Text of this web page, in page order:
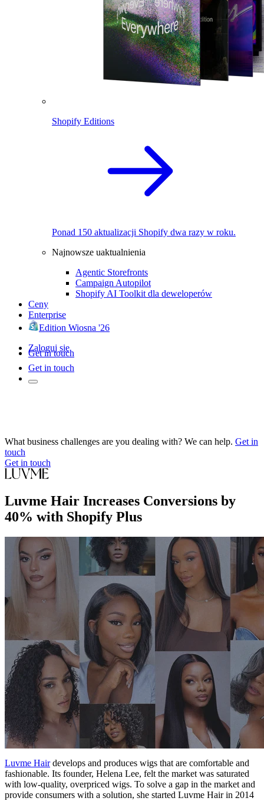
Shopify Editions
Ponad 150 aktualizacji Shopify dwa razy w roku.
Najnowsze uaktualnienia
Agentic Storefronts
Campaign Autopilot
Shopify AI Toolkit dla deweloperów
Ceny
Enterprise
Edition Wiosna '26
Zaloguj się
Get in touch
Get in touch
What business challenges are you dealing with? We can help. Get in
touch
Get in touch
Luvme Hair Increases Conversions by
40% with Shopify Plus
Luvme Hairdevelops and produces wigs that are comfortable and
fashionable. Its founder, Helena Lee, felt the market was saturated
with low-quality, overpriced wigs. To solve a gap in the market and
provide consumers with a solution, she started Luvme Hair in 2014